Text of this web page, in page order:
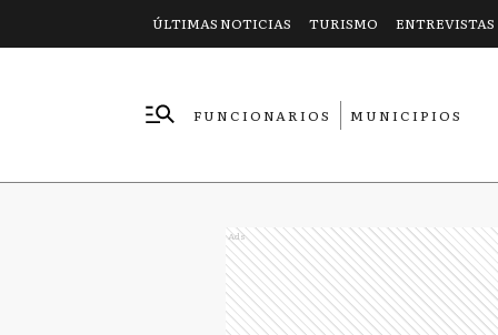
ÚLTIMAS NOTICIAS TURISMO ENTREVISTAS
FUNCIONARIOS
MUNICIPIOS
Ads